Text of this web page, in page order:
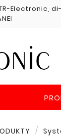
Electronic, di-